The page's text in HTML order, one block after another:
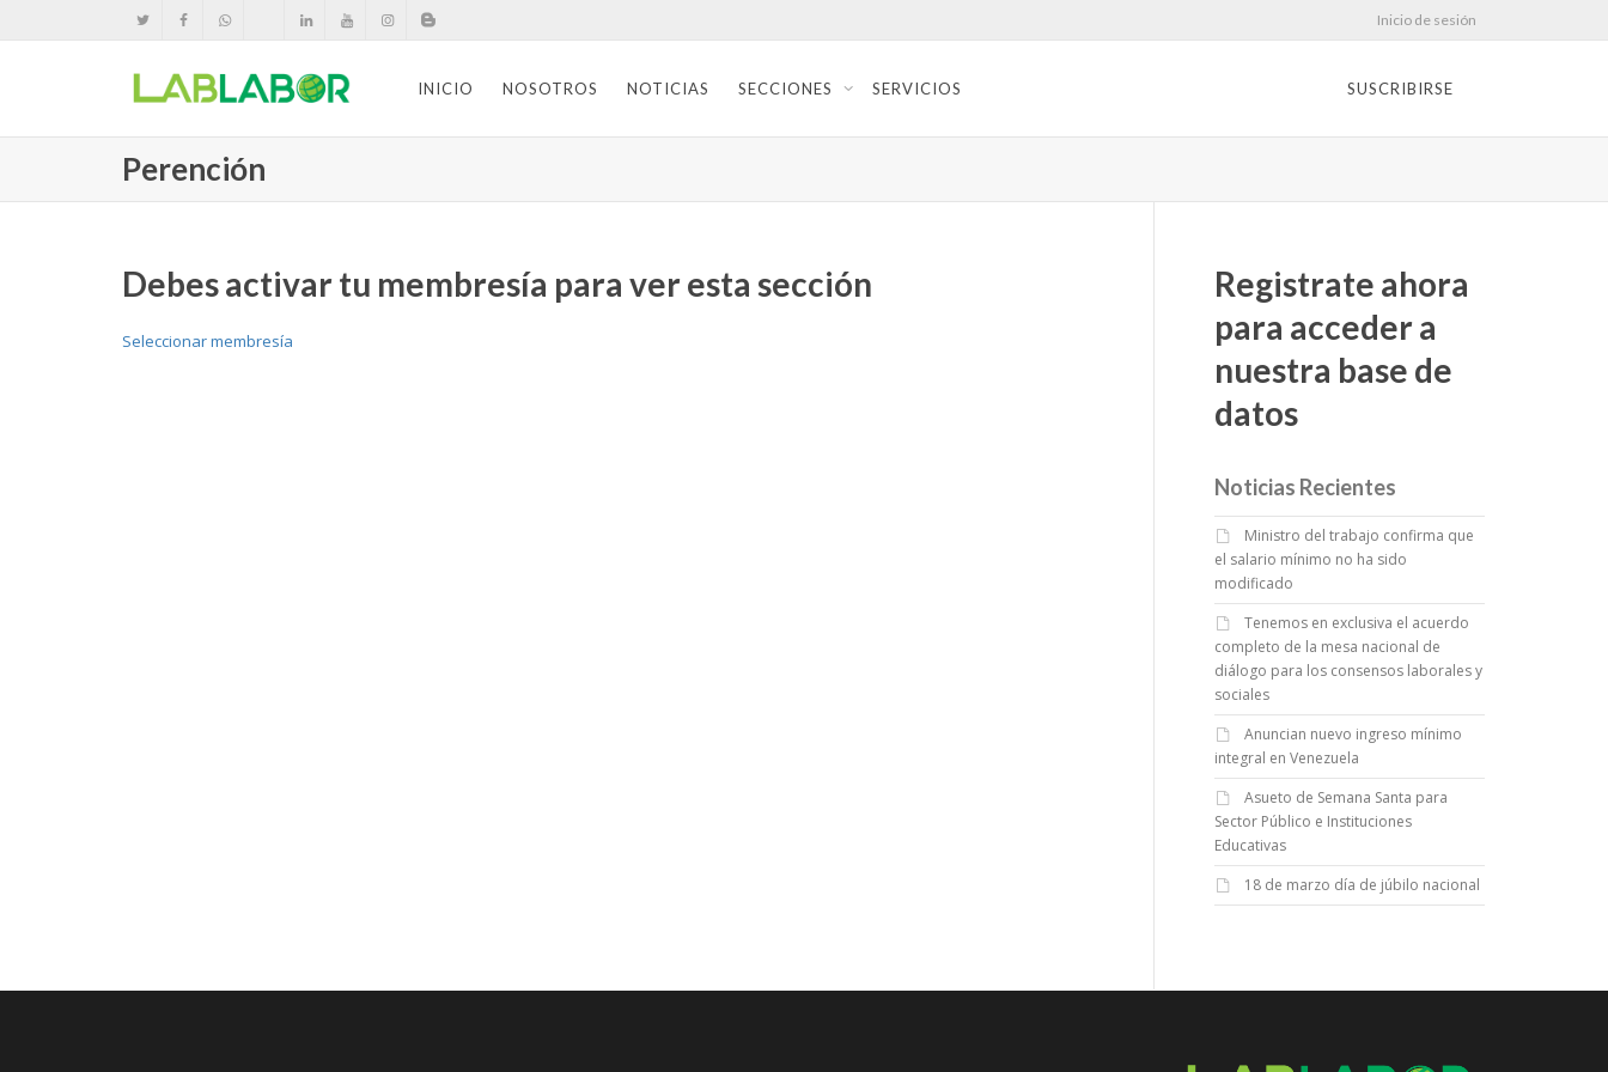
Inicio de sesión
INICIO NOSOTROS NOTICIAS SECCIONES SERVICIOS SUSCRIBIRSE
Perención
Debes activar tu membresía para ver esta sección
Seleccionar membresía
Registrate ahora
para acceder a
nuestra base de
datos
Noticias Recientes
Ministro del trabajo confirma que
el salario mínimo no ha sido
modificado
Tenemos en exclusiva el acuerdo
completo de la mesa nacional de
diálogo para los consensos laborales y
sociales
Anuncian nuevo ingreso mínimo
integral en Venezuela
Asueto de Semana Santa para
Sector Público e Instituciones
Educativas
18 de marzo día de júbilo nacional